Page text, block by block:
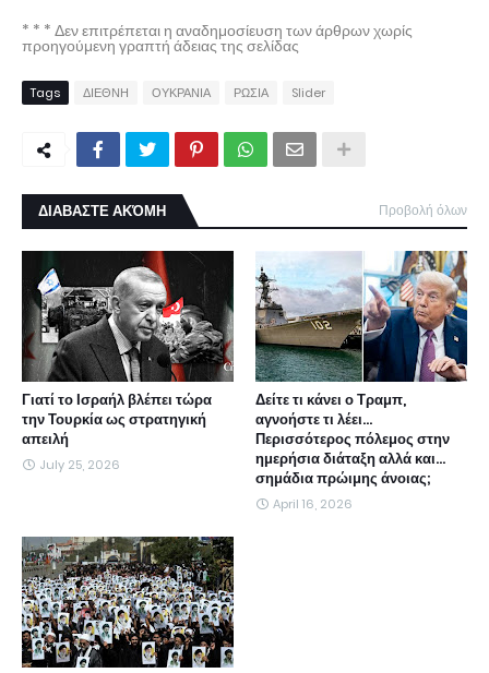
* * * Δεν επιτρέπεται η αναδημοσίευση των άρθρων χωρίς
προηγούμενη γραπτή άδειας της σελίδας
Tags ΔΙΕΘΝΗ ΟΥΚΡΑΝΙΑ ΡΩΣΙΑ Slider
ΔΙΑΒΑΣΤΕ ΑΚΌΜΗ Προβολή όλων
Γιατί το Ισραήλ βλέπει τώρα
την Τουρκία ως στρατηγική
απειλή
July 25, 2026
Δείτε τι κάνει ο Τραμπ,
αγνοήστε τι λέει...
Περισσότερος πόλεμος στην
ημερήσια διάταξη αλλά και...
σημάδια πρώιμης άνοιας;
April 16, 2026